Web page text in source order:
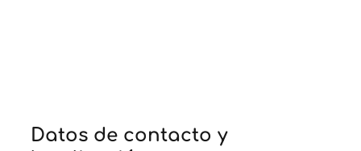
Datos de contacto y